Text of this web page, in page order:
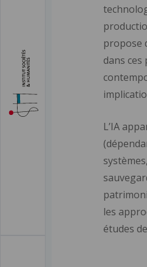
propose
dans ces
L’IA
les
études